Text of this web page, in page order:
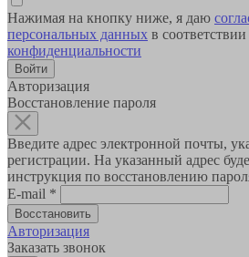
Нажимая на кнопку ниже, я даю
персональных данных в соответствии
конфиденциальности
Авторизация
Восстановление пароля
Введите адрес электронной почты,
регистрации. На указанный адрес
инструкция по восстановлению
E-mail *
Авторизация
Заказать звонок